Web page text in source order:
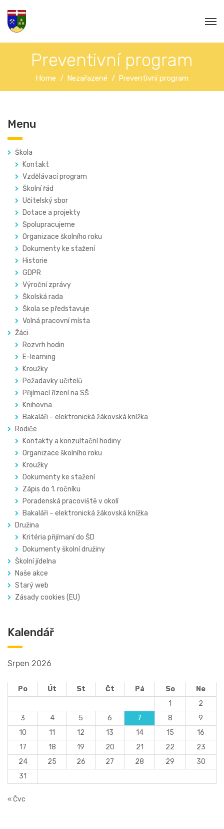
Preventivní program
Home Nezařazené Preventivní program
Menu
Škola
Kontakt
Vzdělávací program
Školní řád
Učitelský sbor
Dotace a projekty
Spolupracujeme
Organizace školního roku
Dokumenty ke stažení
Historie
GDPR
Výroční zprávy
Školská rada
Škola se představuje
Volná pracovní místa
Žáci
Rozvrh hodin
E-learning
Kroužky
Požadavky učitelů
Přijímací řízení na SŠ
Knihovna
Bakaláři – elektronická žákovská knížka
Rodiče
Kontakty a konzultační hodiny
Organizace školního roku
Kroužky
Dokumenty ke stažení
Zápis do 1. ročníku
Poradenská pracoviště v okolí
Bakaláři – elektronická žákovská knížka
Družina
Kritéria přijímaní do ŠD
Dokumenty školní družiny
Školní jídelna
Naše akce
Starý web
Zásady cookies (EU)
Kalendář
Srpen 2026
Po Út St Čt Pá So
Ne
1
2
3
4 5 6 7 8
9
10
11 12 13 14 15
16
17
18 19 20 21 22
23
24
25 26 27 28 29
30
31
« Čvc